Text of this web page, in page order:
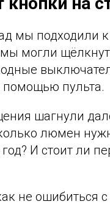
мы подходили
мы могли
помощью пульта.
шагнули
люмен
год? И стоит ли
не ошибиться